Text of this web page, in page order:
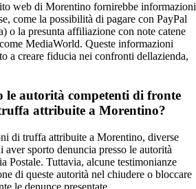
web di Morentino fornirebbe informazioni
come la possibilità di pagare con PayPal
o la presunta affiliazione con note catene
MediaWorld. Queste informazioni
a creare fiducia nei confronti dellazienda,
le autorità competenti di fronte
attribuite a Morentino?
di truffa attribuite a Morentino, diverse
sporto denuncia presso le autorità
Postale. Tuttavia, alcune testimonianze
di queste autorità nel chiudere o bloccare
le denunce presentate.